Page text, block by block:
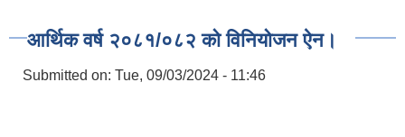
आर्थिक वर्ष २०८१/०८२ को विनियोजन ऐन।
Submitted on: Tue, 09/03/2024 - 11:46